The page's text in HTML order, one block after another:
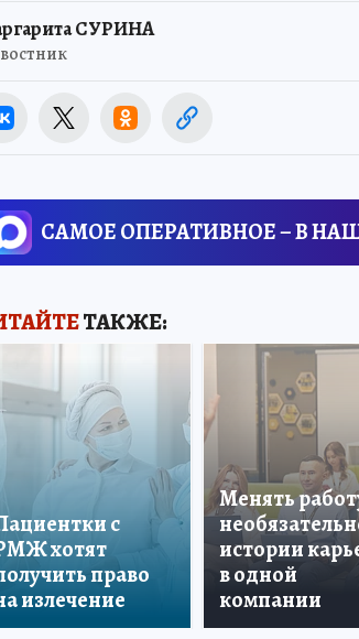
СУРИНА
САМОЕ ОПЕРАТИВНОЕ – В
ТАКЖЕ:
с
хотят
право
излечение
Менять
истории
в одной
компании